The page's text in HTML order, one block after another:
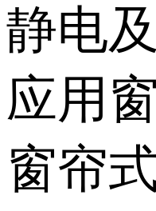
静电
应用
窗帘